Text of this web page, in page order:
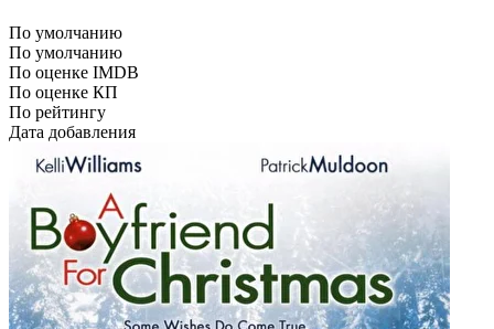
По умолчанию
По умолчанию
По оценке IMDB
По оценке КП
По рейтингу
Дата добавления